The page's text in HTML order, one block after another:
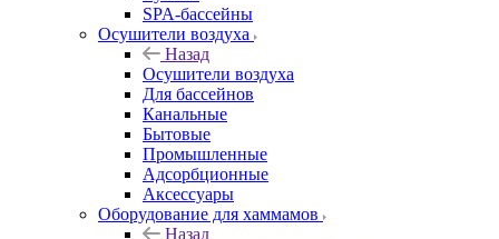
SPA-бассейны
Осушители воздуха
Назад
Осушители воздуха
Для бассейнов
Канальные
Бытовые
Промышленные
Адсорбционные
Аксессуары
Оборудование для хаммамов
Назад